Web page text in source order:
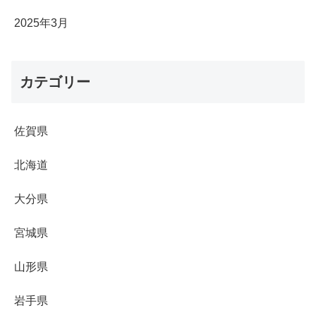
2025年3月
カテゴリー
佐賀県
北海道
大分県
宮城県
山形県
岩手県